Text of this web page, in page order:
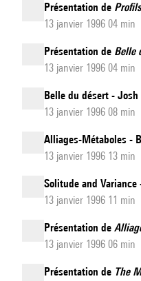
Présentation de Profils
13 janvier 1996 04 min
Présentation de Belle
13 janvier 1996 04 min
Belle du désert - Josh
13 janvier 1996 08 min
Alliages-Métaboles -
13 janvier 1996 13 min
Solitude and
13 janvier 1996 11 min
Présentation de
13 janvier 1996 06 min
Présentation de The